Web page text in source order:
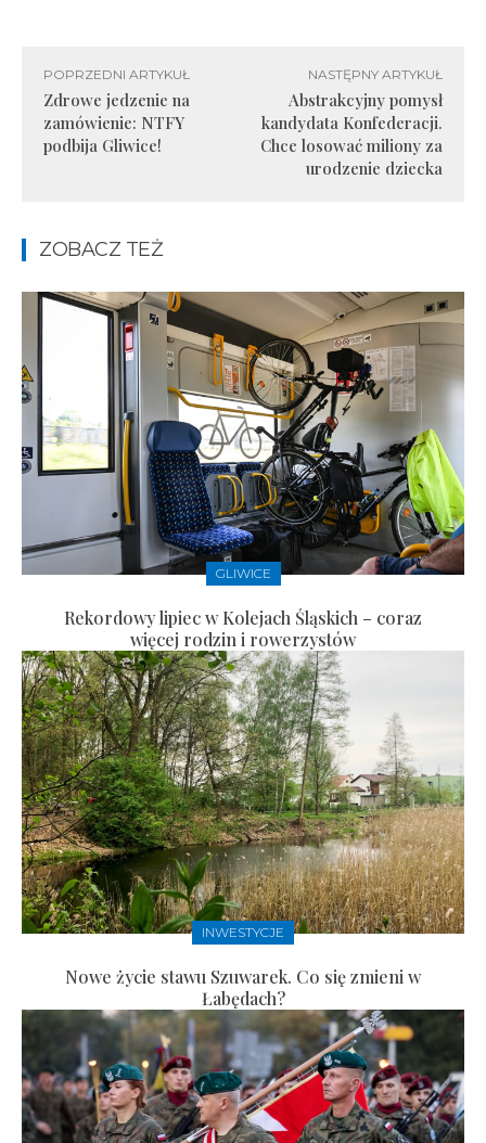
POPRZEDNI ARTYKUŁ
Zdrowe jedzenie na
zamówienie: NTFY
podbija Gliwice!
NASTĘPNY ARTYKUŁ
Abstrakcyjny pomysł
kandydata Konfederacji.
Chce losować miliony za
urodzenie dziecka
ZOBACZ TEŻ
GLIWICE
Rekordowy lipiec w Kolejach Śląskich – coraz
więcej rodzin i rowerzystów
INWESTYCJE
Nowe życie stawu Szuwarek. Co się zmieni w
Łabędach?